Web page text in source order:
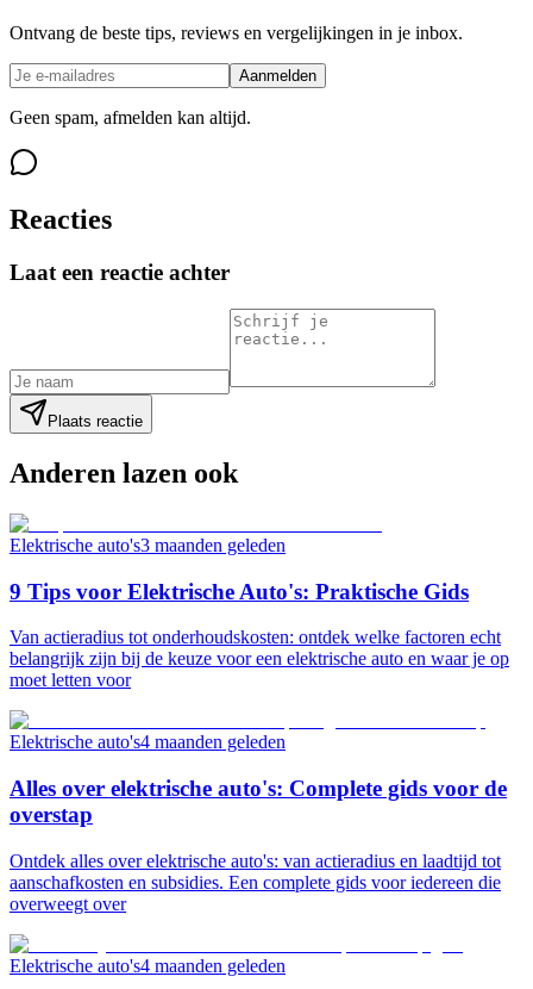
Ontvang de beste tips, reviews en vergelijkingen in je inbox.
Aanmelden
Geen spam, afmelden kan altijd.
Reacties
Laat een reactie achter
Plaats reactie
Anderen lazen ook
Elektrische auto's3 maanden geleden
9 Tips voor Elektrische Auto's: Praktische Gids
Van actieradius tot onderhoudskosten: ontdek welke factoren echt
belangrijk zijn bij de keuze voor een elektrische auto en waar je op
moet letten voor
Elektrische auto's4 maanden geleden
Alles over elektrische auto's: Complete gids voor de
overstap
Ontdek alles over elektrische auto's: van actieradius en laadtijd tot
aanschafkosten en subsidies. Een complete gids voor iedereen die
overweegt over
Elektrische auto's4 maanden geleden